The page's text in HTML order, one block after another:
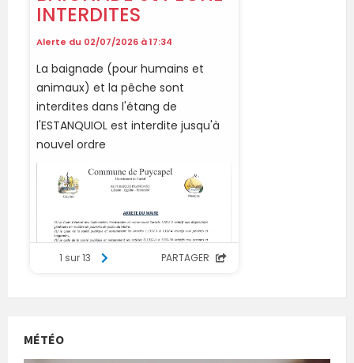
MÉTÉO